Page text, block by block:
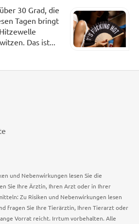
30 Grad, die
Tagen bringt
Das ist...
und Nebenwirkungen lesen Sie die
Sie Ihre Ärztin, Ihren Arzt oder in Ihrer
Zu Risiken und Nebenwirkungen lesen
fragen Sie Ihre Tierärztin, Ihren Tierarzt oder
Vorrat reicht. Irrtum vorbehalten. Alle